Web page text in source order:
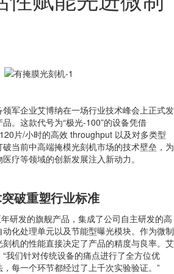
军企业艾博纳在一场行业技术峰会上正式发
。这款代号为“极光-100”的设备凭借
片/小时的高效 throughput 以及对多类型
当前中高端掩模光刻机市场的技术壁垒，为
疗等领域的创新发展注入新动力。
破重塑行业标准
研发的旗舰产品，集成了公司自主研发的高
化处理单元以及节能型曝光模块。作为微制
机的性能直接决定了产品的精度与良率。艾
我们针对传统设备的痛点进行了全方位优
每一个环节都经过了上千次实验验证。”